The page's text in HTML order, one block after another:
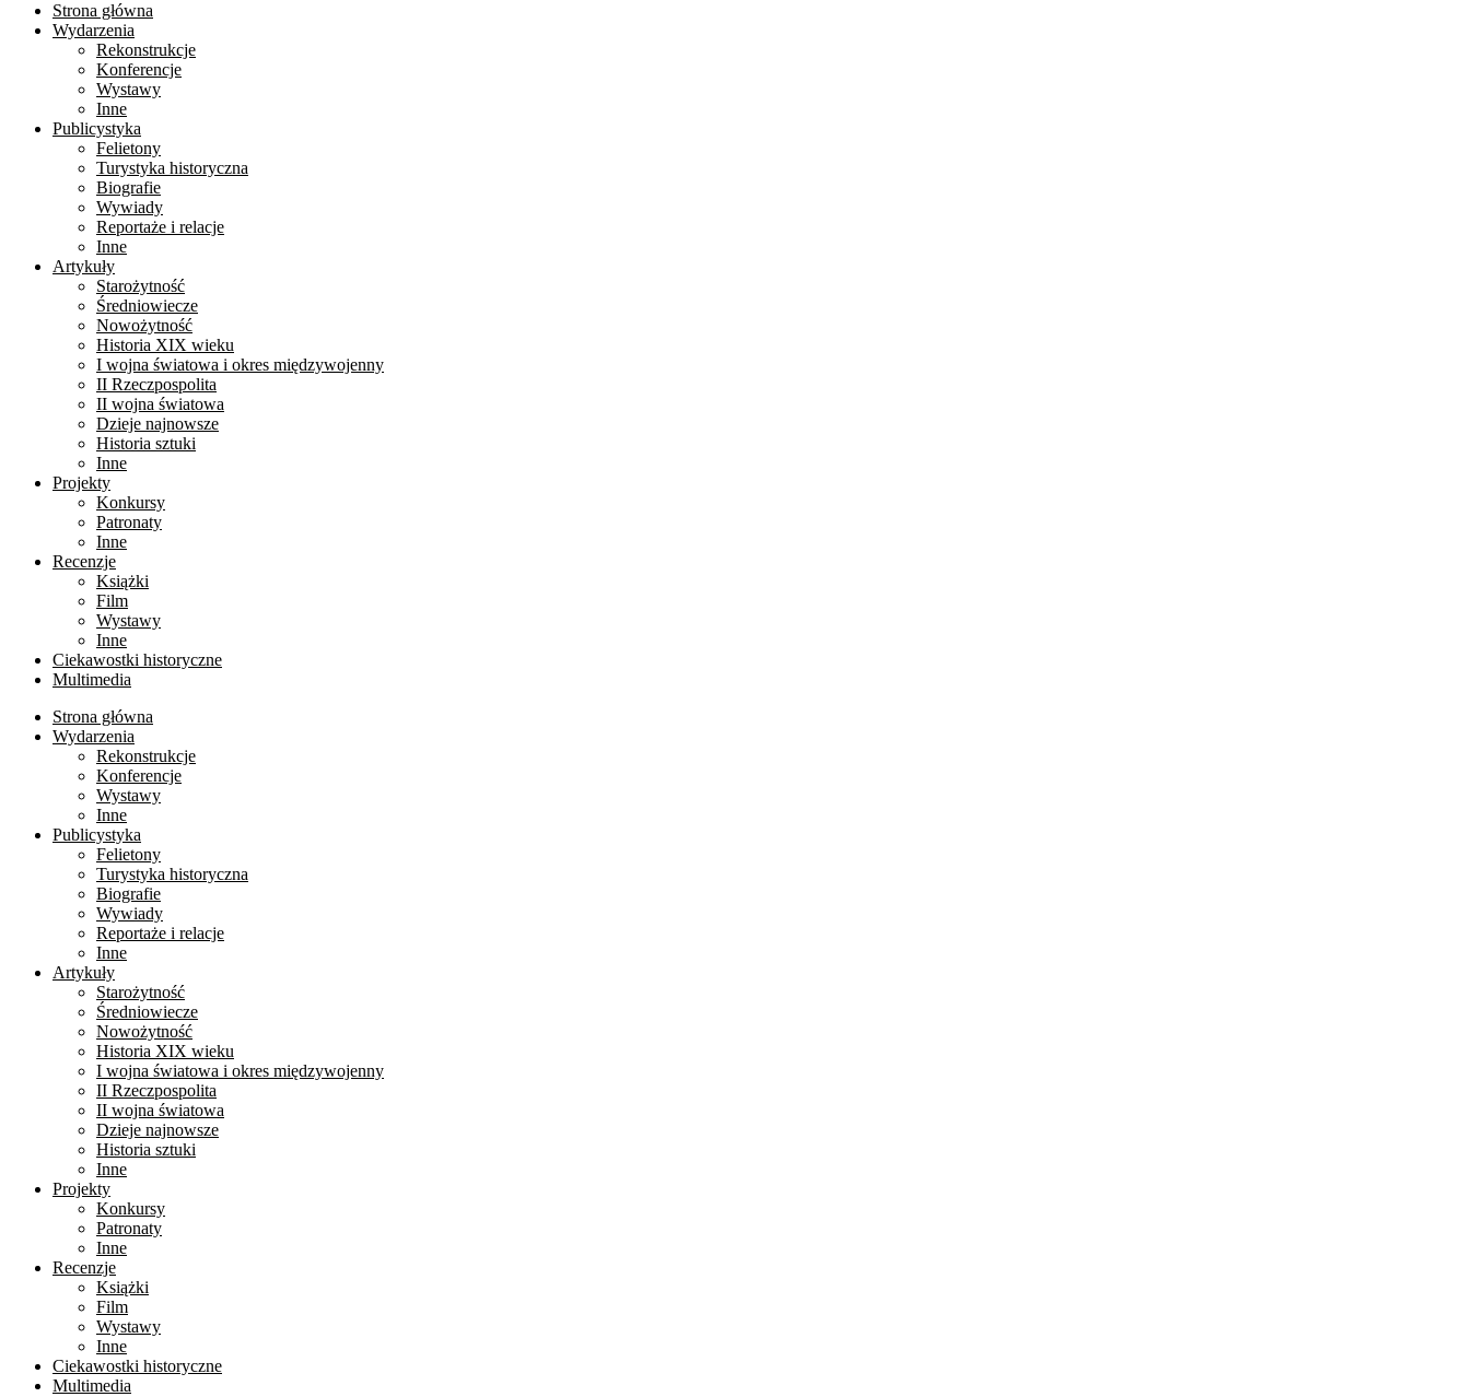
Strona główna
Wydarzenia
Rekonstrukcje
Konferencje
Wystawy
Inne
Publicystyka
Felietony
Turystyka historyczna
Biografie
Wywiady
Reportaże i relacje
Inne
Artykuły
Starożytność
Średniowiecze
Nowożytność
Historia XIX wieku
I wojna światowa i okres międzywojenny
II Rzeczpospolita
II wojna światowa
Dzieje najnowsze
Historia sztuki
Inne
Projekty
Konkursy
Patronaty
Inne
Recenzje
Książki
Film
Wystawy
Inne
Ciekawostki historyczne
Multimedia
Strona główna
Wydarzenia
Rekonstrukcje
Konferencje
Wystawy
Inne
Publicystyka
Felietony
Turystyka historyczna
Biografie
Wywiady
Reportaże i relacje
Inne
Artykuły
Starożytność
Średniowiecze
Nowożytność
Historia XIX wieku
I wojna światowa i okres międzywojenny
II Rzeczpospolita
II wojna światowa
Dzieje najnowsze
Historia sztuki
Inne
Projekty
Konkursy
Patronaty
Inne
Recenzje
Książki
Film
Wystawy
Inne
Ciekawostki historyczne
Multimedia